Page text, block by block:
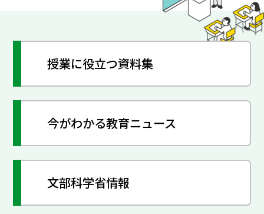
授業に役立つ資料集
今がわかる教育ニュース
文部科学省情報